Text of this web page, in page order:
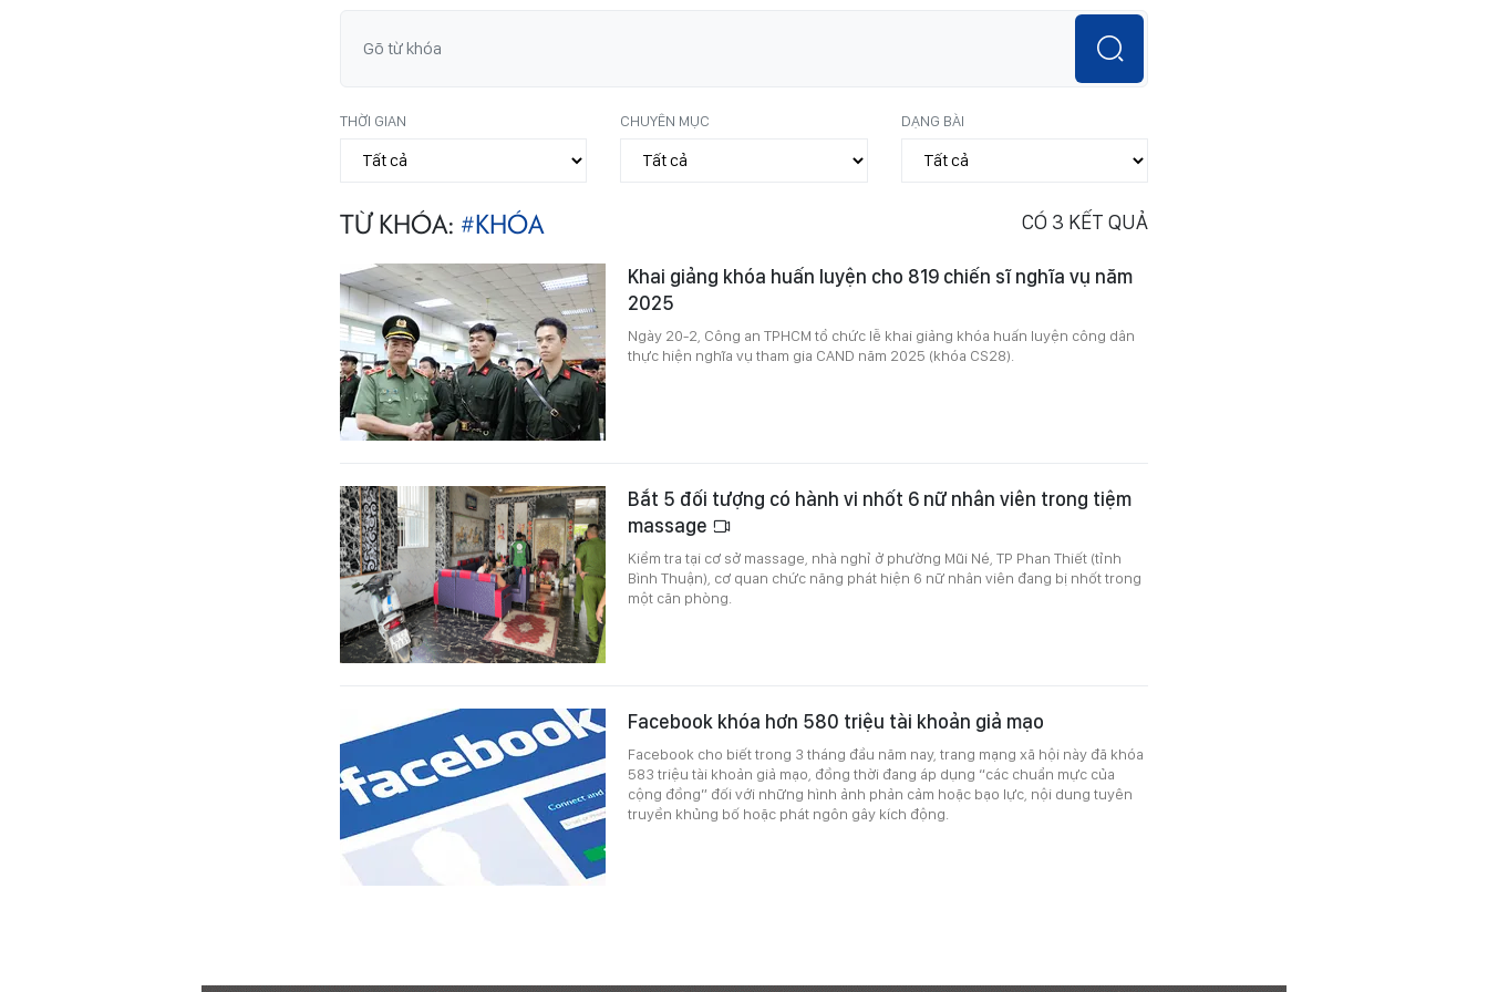
THỜI GIAN CHUYÊN MỤC DẠNG BÀI
TỪ KHÓA: #KHÓA CÓ 3 KẾT QUẢ
Khai giảng khóa huấn luyện cho 819 chiến sĩ nghĩa vụ năm
2025
Ngày 20-2, Công an TPHCM tổ chức lễ khai giảng khóa huấn luyện công dân
thực hiện nghĩa vụ tham gia CAND năm 2025 (khóa CS28).
Bắt 5 đối tượng có hành vi nhốt 6 nữ nhân viên trong tiệm
massage
Kiểm tra tại cơ sở massage, nhà nghỉ ở phường Mũi Né, TP Phan Thiết (tỉnh
Bình Thuận), cơ quan chức năng phát hiện 6 nữ nhân viên đang bị nhốt trong
một căn phòng.
Facebook khóa hơn 580 triệu tài khoản giả mạo
Facebook cho biết trong 3 tháng đầu năm nay, trang mạng xã hội này đã khóa
583 triệu tài khoản giả mạo, đồng thời đang áp dụng “các chuẩn mực của
cộng đồng” đối với những hình ảnh phản cảm hoặc bạo lực, nội dung tuyên
truyền khủng bố hoặc phát ngôn gây kích động.